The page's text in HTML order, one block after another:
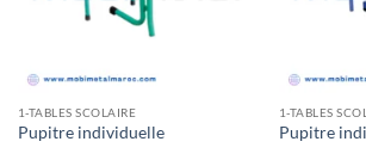
1-TABLES SCOLAIRE
Pupitre individuelle
1-TABLES
Pupitre